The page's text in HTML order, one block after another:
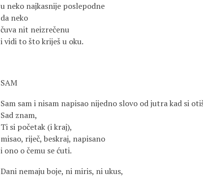
u neko najkasnije poslepodne
da neko
čuva nit neizrečenu
i vidi to što kriješ u oku.
SAM
Sam sam i nisam napisao nijedno slovo od jutra kad si
Sad znam,
Ti si početak (i kraj),
misao, riječ, beskraj, napisano
i ono o čemu se ćuti.
Dani nemaju boje, ni miris, ni ukus,